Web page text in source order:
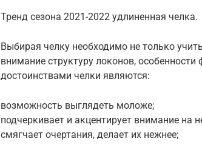
Тренд сезона 2021-2022 удлиненная челка.
Выбирая челку необходимо не только
внимание структуру локонов,
достоинствами челки являются:
возможность выглядеть моложе;
подчеркивает и акцентирует внимание на
смягчает очертания, делает их нежнее;